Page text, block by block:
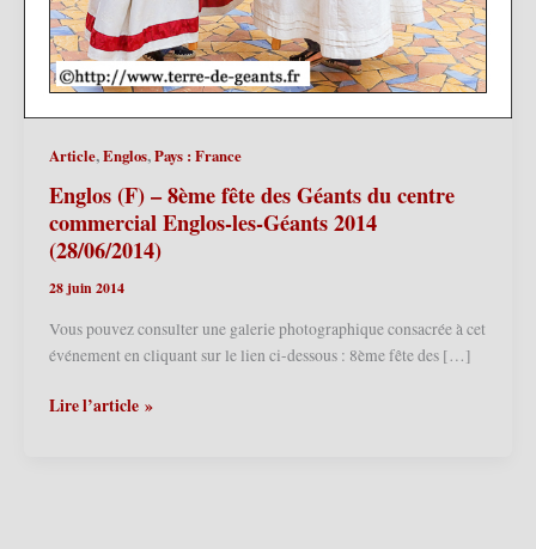
Article,Englos,Pays : France
Englos (F) – 8ème fête des Géants du centre
commercial Englos-les-Géants 2014
(28/06/2014)
28 juin 2014
Vous pouvez consulter une galerie photographique consacrée à cet
événement en cliquant sur le lien ci-dessous : 8ème fête des […]
Englos
Lire l’article »